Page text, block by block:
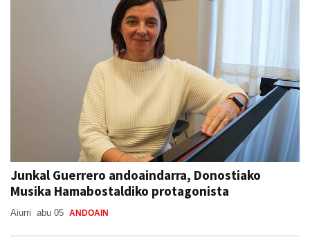
Junkal Guerrero andoaindarra, Donostiako
Musika Hamabostaldiko protagonista
Aiurri abu 05 ANDOAIN